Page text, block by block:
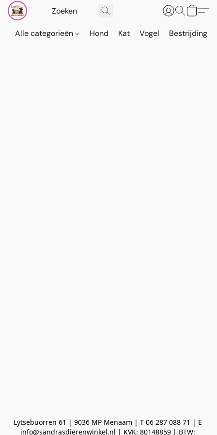
Alle categorieën Hond Kat Vogel Bestrijding
Lytsebuorren 61 | 9036 MP Menaam | T 06 287 088 71 | E
info@sandrasdierenwinkel.nl | KVK: 80148859 | BTW: